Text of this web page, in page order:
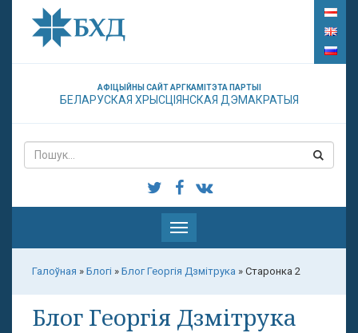
АФІЦЫЙНЫ САЙТ АРГКАМІТЭТА ПАРТЫІ
БЕЛАРУСКАЯ ХРЫСЦІЯНСКАЯ ДЭМАКРАТЫЯ
Паказаць
меню
Галоўная » Блогі » Блог Георгія Дзмітрука » Старонка 2
Блог Георгія Дзмітрука